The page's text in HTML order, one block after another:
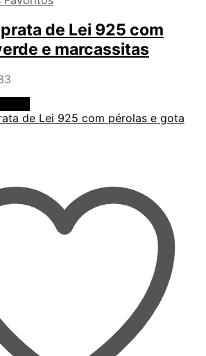
de Lei 925 com
e marcassitas